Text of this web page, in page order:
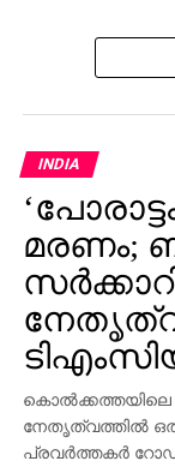
INDIA
മരണം;
കൊല്‍ക്കത്തയിലെ
നേതൃത്വത്തില്‍
പ്രവര്‍ത്തകര്‍